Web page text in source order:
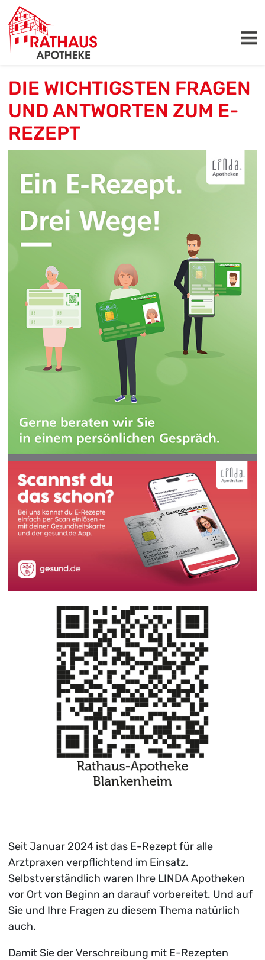
DIE WICHTIGSTEN FRAGEN
UND ANTWORTEN ZUM E-
REZEPT
Seit Januar 2024 ist das E-Rezept für alle
Arztpraxen verpflichtend im Einsatz.
Selbstverständlich waren Ihre LINDA Apotheken
vor Ort von Beginn an darauf vorbereitet. Und auf
Sie und Ihre Fragen zu diesem Thema natürlich
auch.
Damit Sie der Verschreibung mit E-Rezepten